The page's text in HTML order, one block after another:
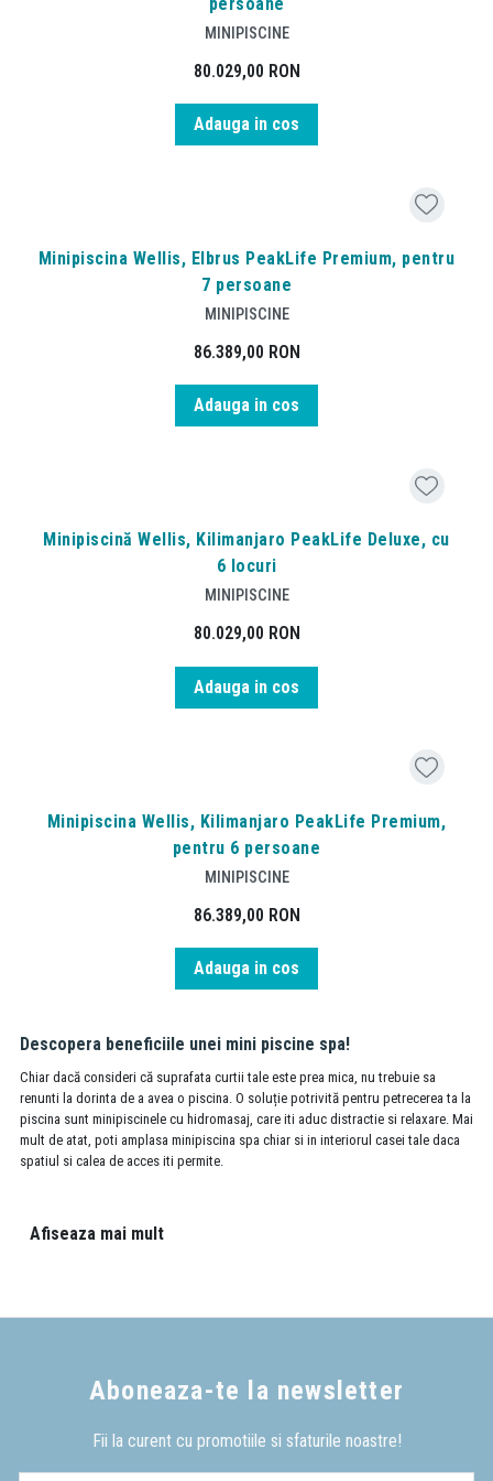
MINIPISCINE
80.029,00 RON
Adauga in cos
Minipiscina Wellis, Elbrus PeakLife Premium, pentru
7 persoane
MINIPISCINE
86.389,00 RON
Adauga in cos
Minipiscină Wellis, Kilimanjaro PeakLife Deluxe, cu
6 locuri
MINIPISCINE
80.029,00 RON
Adauga in cos
Minipiscina Wellis, Kilimanjaro PeakLife Premium,
pentru 6 persoane
MINIPISCINE
86.389,00 RON
Adauga in cos
Descopera beneficiile unei mini piscine spa!
Chiar dacă consideri că suprafata curtii tale este prea mica, nu trebuie sa
renunti la dorinta de a avea o piscina. O soluție potrivită pentru petrecerea ta la
piscina sunt minipiscinele cu hidromasaj, care iti aduc distractie si relaxare. Mai
mult de atat, poti amplasa minipiscina spa chiar si in interiorul casei tale daca
spatiul si calea de acces iti permite.
O minipiscina jacuzzi de exterior poate face diferenta in curtea ta. Arata grozav
si cromatoterapie
extrem de utilizate si de recomandata pentru ameliorarea si reducerea durerilor
Afiseaza mai mult
Aboneaza-te la newsletter
Fii la curent cu promotiile si sfaturile noastre!